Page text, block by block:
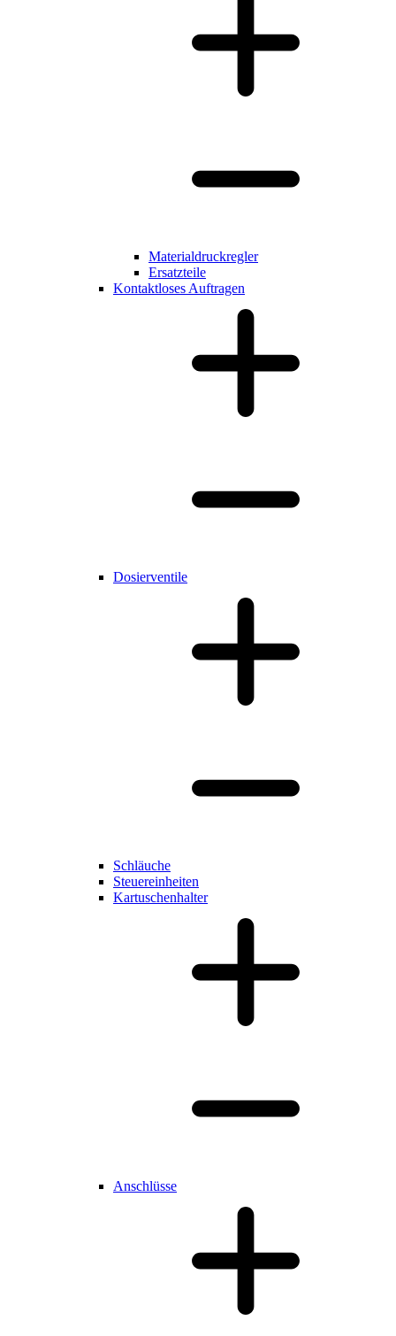
Materialdruckregler
Ersatzteile
Kontaktloses Auftragen
Dosierventile
Schläuche
Steuereinheiten
Kartuschenhalter
Anschlüsse